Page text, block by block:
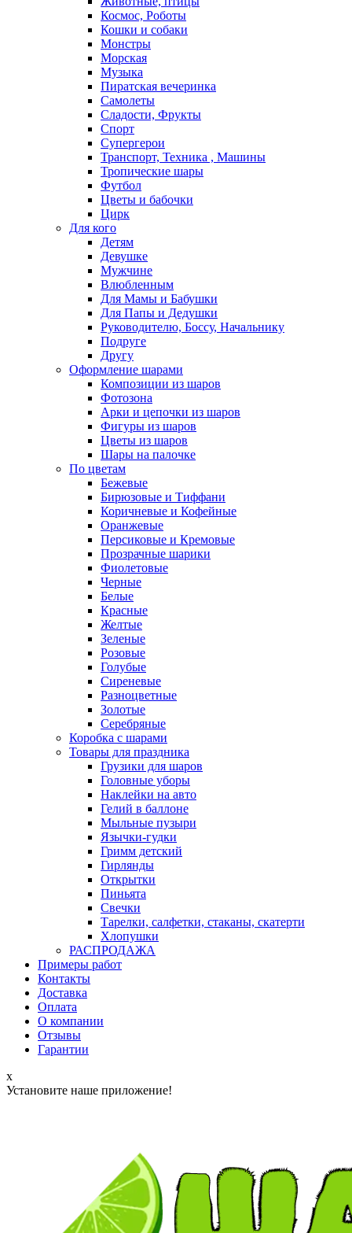
Космос, Роботы
Кошки и собаки
Монстры
Морская
Музыка
Пиратская вечеринка
Самолеты
Сладости, Фрукты
Спорт
Супергерои
Транспорт, Техника , Машины
Тропические шары
Футбол
Цветы и бабочки
Цирк
Для кого
Детям
Девушке
Мужчине
Влюбленным
Для Мамы и Бабушки
Для Папы и Дедушки
Руководителю, Боссу, Начальнику
Подруге
Другу
Оформление шарами
Композиции из шаров
Фотозона
Арки и цепочки из шаров
Фигуры из шаров
Цветы из шаров
Шары на палочке
По цветам
Бежевые
Бирюзовые и Тиффани
Коричневые и Кофейные
Оранжевые
Персиковые и Кремовые
Прозрачные шарики
Фиолетовые
Черные
Белые
Красные
Желтые
Зеленые
Розовые
Голубые
Сиреневые
Разноцветные
Золотые
Серебряные
Коробка с шарами
Товары для праздника
Грузики для шаров
Головные уборы
Наклейки на авто
Гелий в баллоне
Мыльные пузыри
Язычки-гудки
Гримм детский
Гирлянды
Открытки
Пиньята
Свечки
Тарелки, салфетки, стаканы, скатерти
Хлопушки
РАСПРОДАЖА
Примеры работ
Контакты
Доставка
Оплата
О компании
Отзывы
Гарантии
x
Установите наше приложение!